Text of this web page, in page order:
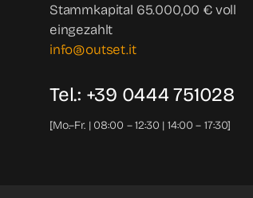
Stammkapital 65.000,00 € voll
eingezahlt
info@outset.it
Tel.: +39 0444 751028
[Mo.–Fr. | 08:00 – 12:30 | 14:00 – 17:30]